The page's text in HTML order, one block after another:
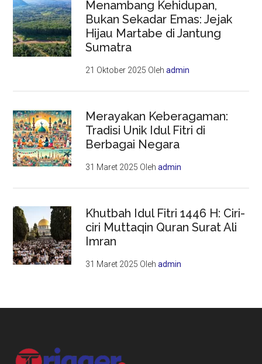
Menambang Kehidupan,
Bukan Sekadar Emas: Jejak
Hijau Martabe di Jantung
Sumatra
21 Oktober 2025 Olehadmin
Merayakan Keberagaman:
Tradisi Unik Idul Fitri di
Berbagai Negara
31 Maret 2025 Olehadmin
Khutbah Idul Fitri 1446 H: Ciri-
ciri Muttaqin Quran Surat Ali
Imran
31 Maret 2025 Olehadmin
Footer